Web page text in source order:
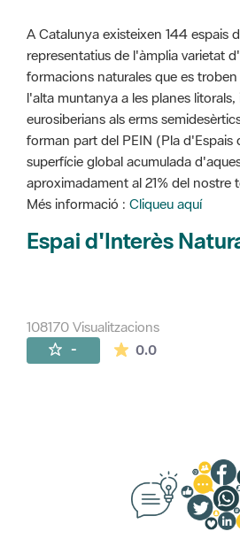
A Catalunya existeixen 144 espais
representatius de l'àmplia varietat
formacions naturales que es
l'alta muntanya a les planes
eurosiberians als erms
forman part del PEIN (Pla d'Espais
superfície global acumulada
aproximadament al 21% del nostre
Més informació : Cliqueu aquí
Espai d'Interès
108170 Visualitzacions
- 0.0La mitjana de